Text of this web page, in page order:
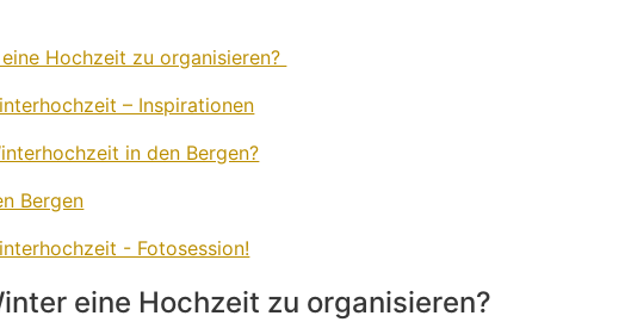
Hochzeit zu organisieren?
– Inspirationen
in den Bergen?
Bergen
- Fotosession!
eine Hochzeit zu organisieren?